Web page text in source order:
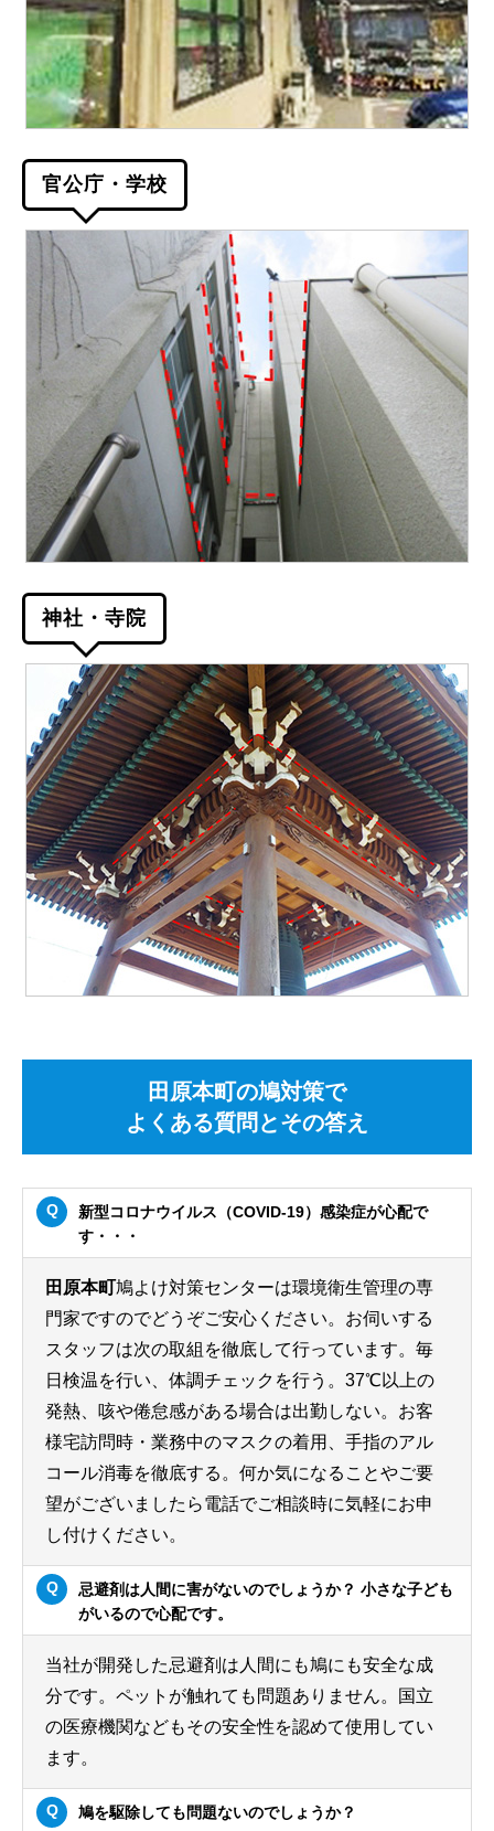
官公庁・学校
神社・寺院
田原本町の鳩対策で
よくある質問とその答え
新型コロナウイルス（COVID-19）感染症が心配で
す・・・
田原本町鳩よけ対策センターは環境衛生管理の専
門家ですのでどうぞご安心ください。お伺いする
スタッフは次の取組を徹底して行っています。毎
日検温を行い、体調チェックを行う。37℃以上の
発熱、咳や倦怠感がある場合は出勤しない。お客
様宅訪問時・業務中のマスクの着用、手指のアル
コール消毒を徹底する。何か気になることやご要
望がございましたら電話でご相談時に気軽にお申
し付けください。
忌避剤は人間に害がないのでしょうか？ 小さな子ども
がいるので心配です。
当社が開発した忌避剤は人間にも鳩にも安全な成
分です。ペットが触れても問題ありません。国立
の医療機関などもその安全性を認めて使用してい
ます。
鳩を駆除しても問題ないのでしょうか？